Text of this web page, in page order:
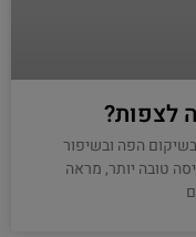
לצפות?
הפה ובשיפור
טובה יותר, מראה